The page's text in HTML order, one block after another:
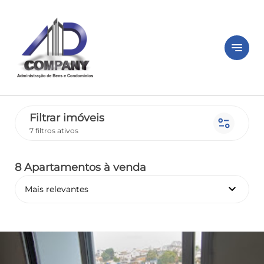
notes
Filtrar imóveis
7 filtros ativos page_info
8 Apartamentos à venda
Mais relevantes keyboard_arrow_down